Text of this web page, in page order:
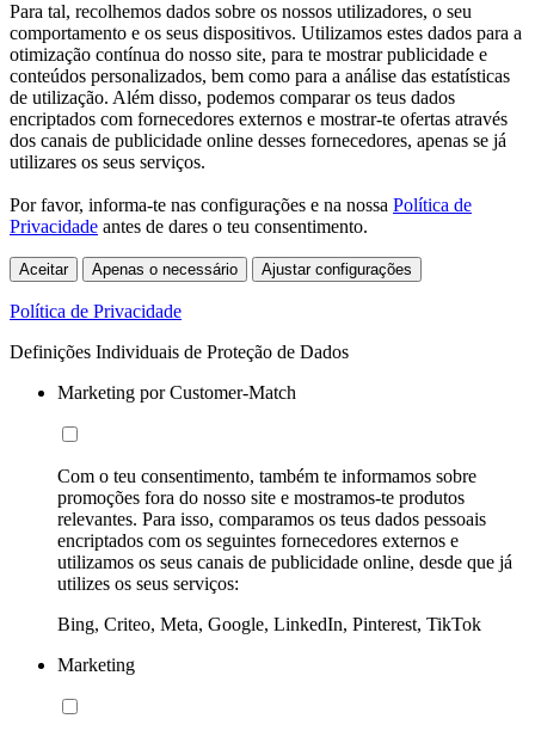
Para tal, recolhemos dados sobre os nossos utilizadores, o seu
comportamento e os seus dispositivos. Utilizamos estes dados para a
otimização contínua do nosso site, para te mostrar publicidade e
conteúdos personalizados, bem como para a análise das estatísticas
de utilização. Além disso, podemos comparar os teus dados
encriptados com fornecedores externos e mostrar-te ofertas através
dos canais de publicidade online desses fornecedores, apenas se já
utilizares os seus serviços.
Por favor, informa-te nas configurações e na nossa Política de
Privacidade antes de dares o teu consentimento.
Aceitar Apenas o necessário Ajustar configurações
Política de Privacidade
Definições Individuais de Proteção de Dados
Marketing por Customer-Match
Com o teu consentimento, também te informamos sobre
promoções fora do nosso site e mostramos-te produtos
relevantes. Para isso, comparamos os teus dados pessoais
encriptados com os seguintes fornecedores externos e
utilizamos os seus canais de publicidade online, desde que já
utilizes os seus serviços:
Bing, Criteo, Meta, Google, LinkedIn, Pinterest, TikTok
Marketing